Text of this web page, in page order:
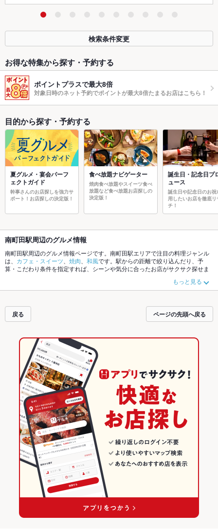
検索条件変更
お得な特集から探す・予約する
ポイントプラスで最大8倍
対象日時のネット予約でポイントが最大8倍たまるお店はこちら！
目的から探す・予約する
夏グルメ・宴会パーフ
ェクトガイド
幹事さんのお店探しを強力サ
ポート！お店探しの決定版！
食べ放題ナビゲーター
焼肉食べ放題やスイーツ食べ
放題など食べ放題お店探しの
決定版！
誕生日・記念日プ
ュース
誕生日や記念日のお祝
用したいお店を徹底リ
チ！
南町田駅周辺のグルメ情報
南町田駅周辺のグルメ情報ページです。南町田駅エリアで注目の料理ジャンル
は、 カフェ・スイーツ 焼肉 和風です。駅からの距離で絞り込んだり、予
算・こだわり条件を指定すれば、シーンや気分に合ったお店がサクサク探せま
もチェックしてみてください。ホットペッパーグルメなら、お得なクーポ
ンはもちろん、こだわりメニュー肉じゃがや季節のおすすめ料理など、お店の
えるお店も拡大中です。友達どうしの飲み会にも、会社の宴会にも、デートや
パーティにもお得に便利にホットペッパーグルメをご利用ください。
もっと見る
戻る ページの先頭へ戻る